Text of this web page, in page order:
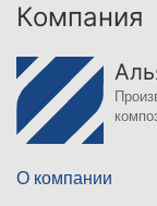
Компания
О компании